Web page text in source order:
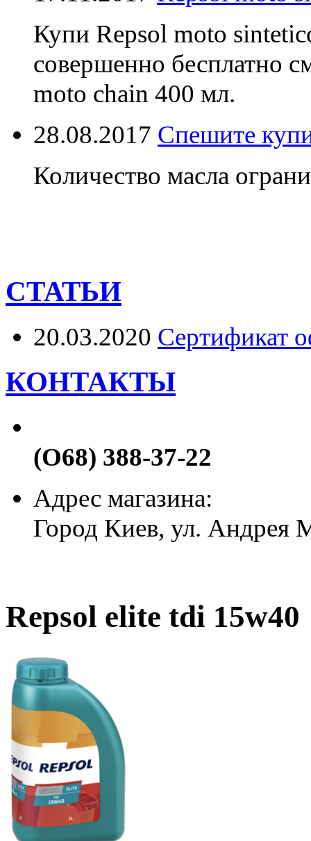
Купи Repsol moto
совершенно бесплатно
moto chain 400 мл.
28.08.2017 Спешите
Количество масла
СТАТЬИ
20.03.2020 Сертификат
КОНТАКТЫ
(О68) 388-37-22
Адрес магазина:
Город Киев, ул. Андрея
Repsol elite tdi 15w40